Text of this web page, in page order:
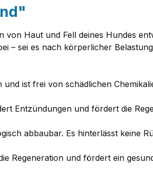
von Haut und Fell deines Hundes
– sei es nach körperlicher
ist frei von schädlichen
Entzündungen und fördert die
abbaubar. Es hinterlässt keine
Regeneration und fördert ein